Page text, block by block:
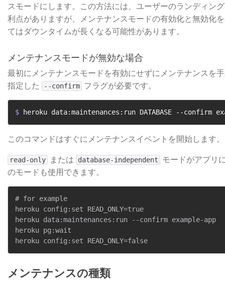
スモードにします。この方法には、ユーザーのランディン
利点がありますが、メンテナンスモードの有効化と無効化
てはダウンタイムが長くなる可能性があります。
メンテナンスモードが無効な場合
最初にメンテナンスモードを有効にせずにメンテナンスを
指定した
--confirm ​ フラグが必要です。
$ heroku data:maintenances:run DATABASE --confirm
このコマンドはすぐにメンテナンスイベントを開始します。
read-only ​ または database-independent
モードがアプリ
のモードも使用できます。
# for example
heroku config:set READ_ONLY=true
heroku data:maintenances:run --confirm example-app
heroku pg:wait
メンテナンスの種類